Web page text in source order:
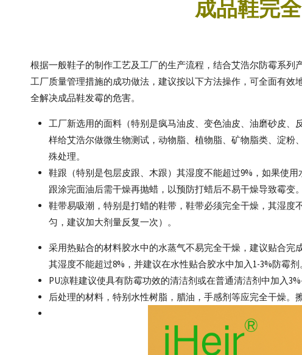
成品鞋完
根据一般鞋子的制作工艺及工厂的生产流程，结合艾浩尔防霉系列
工厂质量管理措施的成功做法，建议按以下方法操作，可全面有
全解决成品鞋发霉的危害。
工厂新选用的面料（特别是疯马油皮、变色油皮、油磨砂皮
样给艾浩尔做微生物测试，动物脂、植物脂、矿物脂类、淀
殊处理。
鞋跟（特别是包层皮跟、木跟）其湿度不能超过9%，如果使
跟涂完面油后需干燥再抛蜡，以预防打蜡后不易干燥导致霉变。
鞋带易吸潮，特别是打蜡的鞋带，鞋带必须完全干燥，其湿
匀，建议加大剂量反复一次）。
采用热贴合的材料胶水中的水蒸气不易完全干燥，建议贴合完
其湿度不能超过8%，并建议在水性贴合胶水中加入1-3%防霉剂。
PU凉鞋建议使具有防霉功效的清洁剂或在普通清洁剂中加入
后处理的材料，特别水性树脂，腊油，手感剂等应完全干燥。